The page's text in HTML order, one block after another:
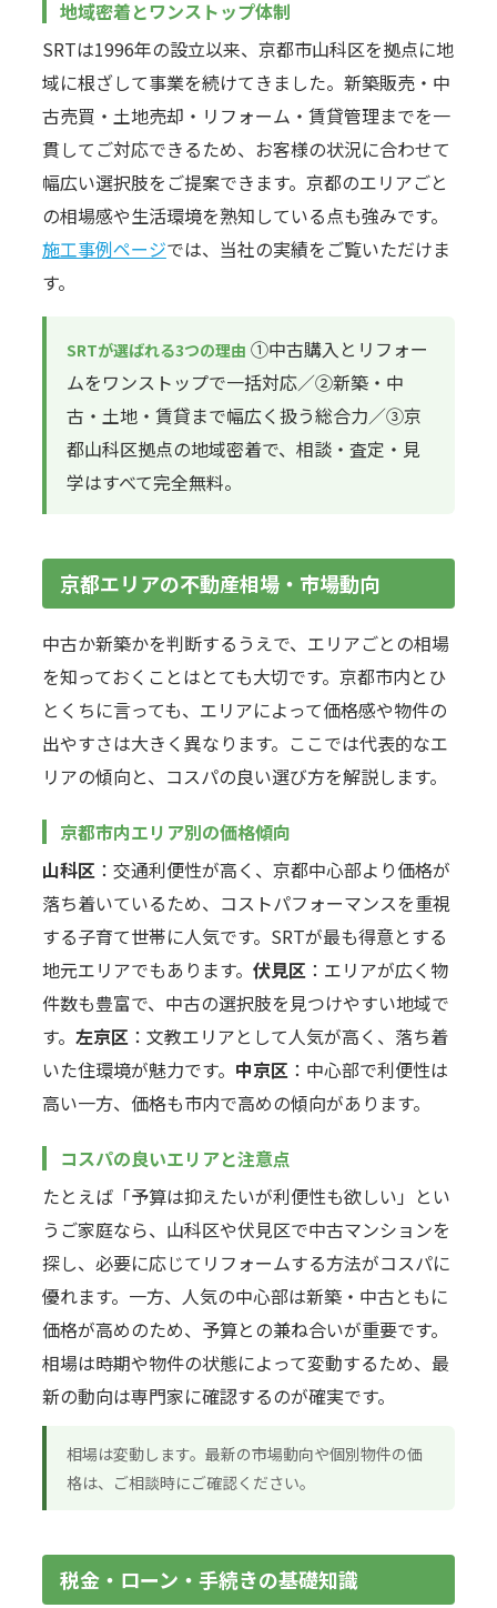
地域密着とワンストップ体制
SRTは1996年の設立以来、京都市山科区を拠点に地
域に根ざして事業を続けてきました。新築販売・中
古売買・土地売却・リフォーム・賃貸管理までを一
貫してご対応できるため、お客様の状況に合わせて
幅広い選択肢をご提案できます。京都のエリアごと
の相場感や生活環境を熟知している点も強みです。
施工事例ページでは、当社の実績をご覧いただけま
す。
SRTが選ばれる3つの理由 ①中古購入とリフォー
ムをワンストップで一括対応／②新築・中
古・土地・賃貸まで幅広く扱う総合力／③京
都山科区拠点の地域密着で、相談・査定・見
学はすべて完全無料。
京都エリアの不動産相場・市場動向
中古か新築かを判断するうえで、エリアごとの相場
を知っておくことはとても大切です。京都市内とひ
とくちに言っても、エリアによって価格感や物件の
出やすさは大きく異なります。ここでは代表的なエ
リアの傾向と、コスパの良い選び方を解説します。
京都市内エリア別の価格傾向
山科区：交通利便性が高く、京都中心部より価格が
落ち着いているため、コストパフォーマンスを重視
する子育て世帯に人気です。SRTが最も得意とする
地元エリアでもあります。 伏見区：エリアが広く物
件数も豊富で、中古の選択肢を見つけやすい地域で
す。 左京区：文教エリアとして人気が高く、落ち着
いた住環境が魅力です。 中京区：中心部で利便性は
高い一方、価格も市内で高めの傾向があります。
コスパの良いエリアと注意点
たとえば「予算は抑えたいが利便性も欲しい」とい
うご家庭なら、山科区や伏見区で中古マンションを
探し、必要に応じてリフォームする方法がコスパに
優れます。一方、人気の中心部は新築・中古ともに
価格が高めのため、予算との兼ね合いが重要です。
相場は時期や物件の状態によって変動するため、最
新の動向は専門家に確認するのが確実です。
相場は変動します。最新の市場動向や個別物件の価
格は、ご相談時にご確認ください。
税金・ローン・手続きの基礎知識